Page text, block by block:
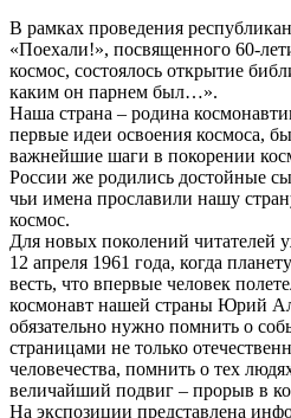
В рамках проведения
«Поехали!», посвященного 60-
космос, состоялось открытие
каким он парнем был…».
Наша страна – родина
первые идеи освоения космоса,
важнейшие шаги в покорении
России же родились достойные
чьи имена прославили нашу
космос.
Для новых поколений читателей
12 апреля 1961 года, когда
весть, что впервые человек
космонавт нашей страны Юрий
обязательно нужно помнить о
страницами не только
человечества, помнить о тех
величайший подвиг – прорыв в
На экспозиции представлена